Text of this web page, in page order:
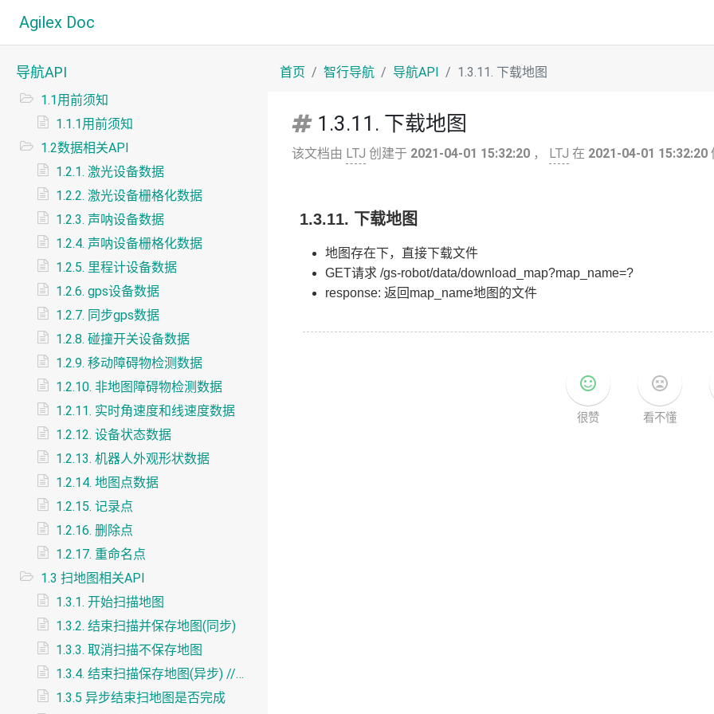
Agilex Doc
导航API
1.1用前须知
1.1.1用前须知
1.2数据相关API
1.2.1. 激光设备数据
1.2.2. 激光设备栅格化数据
1.2.3. 声呐设备数据
1.2.4. 声呐设备栅格化数据
1.2.5. 里程计设备数据
1.2.6. gps设备数据
1.2.7. 同步gps数据
1.2.8. 碰撞开关设备数据
1.2.9. 移动障碍物检测数据
1.2.10. 非地图障碍物检测数据
1.2.11. 实时角速度和线速度数据
1.2.12. 设备状态数据
1.2.13. 机器人外观形状数据
1.2.14. 地图点数据
1.2.15. 记录点
1.2.16. 删除点
1.2.17. 重命名点
1.3 扫地图相关API
1.3.1. 开始扫描地图
1.3.2. 结束扫描并保存地图(同步)
1.3.3. 取消扫描不保存地图
1.3.4. 结束扫描保存地图(异步) //推荐使用
1.3.5 异步结束扫地图是否完成
首页 智行导航 导航API 1.3.11. 下载地图
1.3.11. 下载地图
该文档由 LTJ 创建于 2021-04-01 15:32:20 ， LTJ 在 2021-04-01 15:32:20
1.3.11. 下载地图
地图存在下，直接下载文件
GET请求 /gs-robot/data/download_map?map_name=?
response: 返回map_name地图的文件
sentiment_satisfied
很赞
sentiment_very_dissatisfied
看不懂